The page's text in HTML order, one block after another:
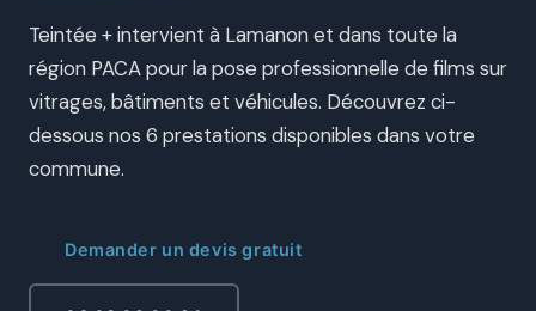
Teintée + intervient à Lamanon et dans toute la
région PACA pour la pose professionnelle de films sur
vitrages, bâtiments et véhicules. Découvrez ci-
dessous nos 6 prestations disponibles dans votre
commune.
Demander un devis gratuit